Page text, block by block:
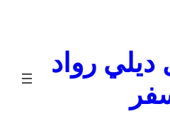
رواد